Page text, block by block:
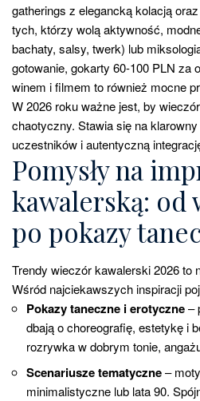
gatherings z elegancką kolacją
tych, którzy wolą aktywność,
bachaty, salsy, twerk) lub
gotowanie, gokarty 60-100 PLN za
winem i filmem to również mocne
W 2026 roku ważne jest, by
chaotyczny. Stawia się na
uczestników i autentyczną
Pomysły na
kawalerską: od
po pokazy
Trendy wieczór kawalerski 2026 to
Wśród najciekawszych inspiracji
Pokazy taneczne i erotyczne–
dbają o choreografię, estetykę i
rozrywka w dobrym tonie,
Scenariusze tematyczne–
minimalistyczne lub lata 90.